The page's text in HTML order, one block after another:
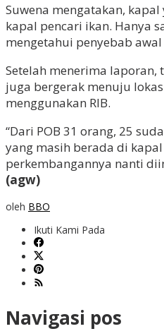
Suwena mengatakan,
kapal pencari ikan. Hanya
mengetahui penyebab
Setelah menerima laporan,
juga bergerak menuju
menggunakan RIB.
“Dari POB 31 orang, 25
yang masih berada di
perkembangannya nanti
(agw)
oleh BBO
Ikuti Kami Pada
Navigasi pos